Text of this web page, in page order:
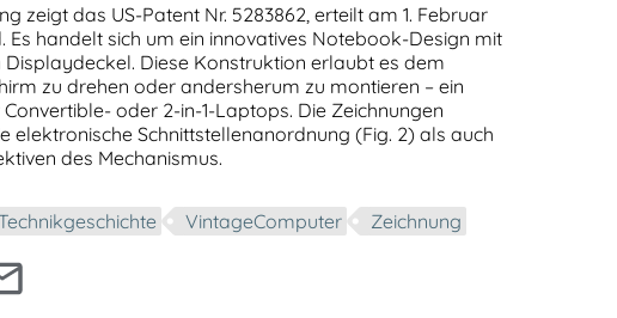
zeigt das US-Patent Nr. 5283862, erteilt am 1. Februar
Es handelt sich um ein innovatives Notebook-Design mit
Diese Konstruktion erlaubt es dem
zu drehen oder andersherum zu montieren – ein
oder 2-in-1-Laptops. Die Zeichnungen
elektronische Schnittstellenanordnung (Fig. 2) als auch
des Mechanismus.
VintageComputer Zeichnung